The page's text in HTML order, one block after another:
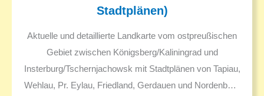
Stadtplänen)
Aktuelle und detaillierte Landkarte vom ostpreußischen
Gebiet zwischen Königsberg/Kaliningrad und
Insterburg/Tschernjachowsk mit Stadtplänen von Tapiau,
Wehlau, Pr. Eylau, Friedland, Gerdauen und Nordenburg